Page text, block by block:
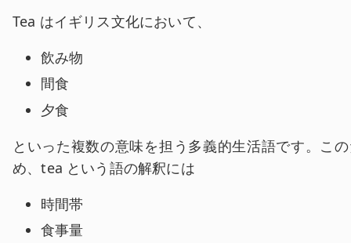
Tea はイギリス文化において、
飲み物
間食
夕食
といった複数の意味を担う多義的生活語です。こ
め、tea という語の解釈には
時間帯
食事量